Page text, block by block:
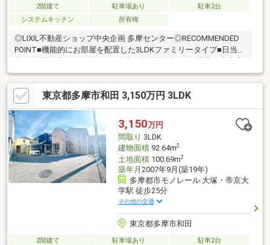
2階建て 駐車場あり
駐車2台
システムキッチン
所有権
◎LIXIL不動産ショップ中央企画 多摩センター◎RECOMMENDED
POINT■機能的にお部屋を配置した3LDKファミリータイプ■日当り
地■駐車場２台可 ■コンビニ徒歩3分■駅徒歩10分、野猿街道沿線
で交通の利便性◎■全居室収納あり
東京都多摩市和田 3,150万円 3LDK
3,150万円
間取り 3LDK
建物面積92.64m2
土地面積100.69m2
築年月 2007年9月(築19年)
多摩都市モノレール 大塚・帝京大
学駅 徒歩25分
その他の交通
東京都多摩市和田
2階建て 駐車場あり
駐車2台